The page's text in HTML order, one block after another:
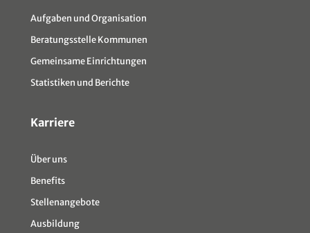
Aufgaben und Organisation
Beratungsstelle Kommunen
Gemeinsame Einrichtungen
Statistiken und Berichte
Karriere
Über uns
Benefits
Stellenangebote
Ausbildung